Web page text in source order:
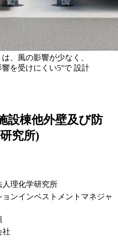
、風の影響が少なく、
を受けにくい5°で 設計
設棟他外壁及び防
究所)
人理化学研究所
ョンインベストメントマネジャ
社